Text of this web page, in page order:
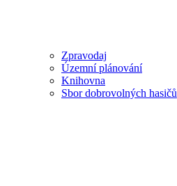
Zpravodaj
Územní plánování
Knihovna
Sbor dobrovolných hasičů